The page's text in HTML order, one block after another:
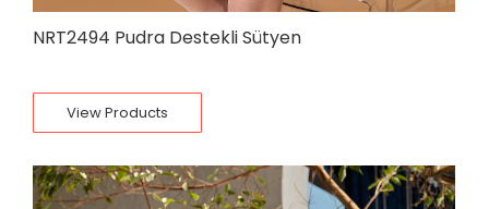
NRT2494 Pudra Destekli Sütyen
View Products